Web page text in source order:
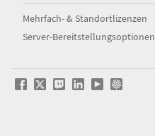
Mehrfach- & Standortlizenzen
Server-Bereitstellungsoptionen